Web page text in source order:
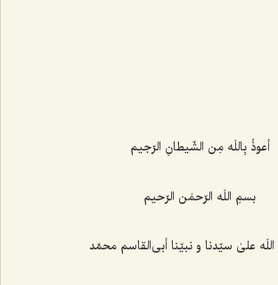
أعوذُ بِاللَه مِن الشّیطانِ الرّجیم
بسمِ اللَه الرّحمٰن الرّحیم
علیٰ سیّدنا و نبیّنا أبی‌القاسم محمّد